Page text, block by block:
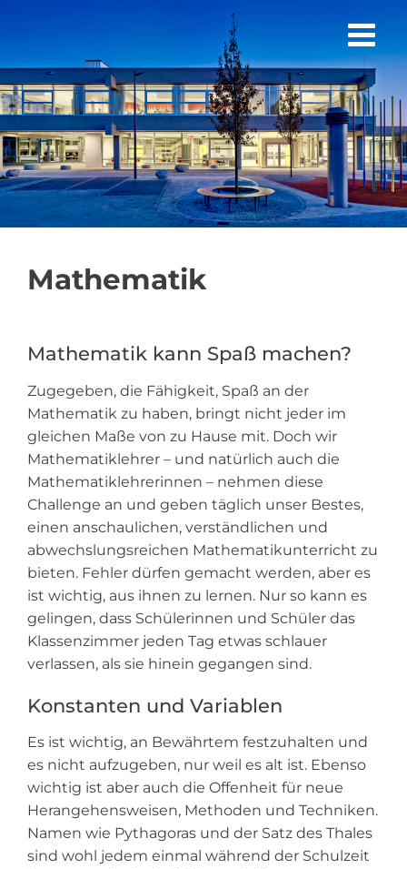
Mathematik
Mathematik kann Spaß machen?
Zugegeben, die Fähigkeit, Spaß an der
Mathematik zu haben, bringt nicht jeder im
gleichen Maße von zu Hause mit. Doch wir
Mathematiklehrer – und natürlich auch die
Mathematiklehrerinnen – nehmen diese
Challenge an und geben täglich unser Bestes,
einen anschaulichen, verständlichen und
abwechslungsreichen Mathematikunterricht zu
bieten. Fehler dürfen gemacht werden, aber es
ist wichtig, aus ihnen zu lernen. Nur so kann es
gelingen, dass Schülerinnen und Schüler das
Klassenzimmer jeden Tag etwas schlauer
verlassen, als sie hinein gegangen sind.
Konstanten und Variablen
Es ist wichtig, an Bewährtem festzuhalten und
es nicht aufzugeben, nur weil es alt ist. Ebenso
wichtig ist aber auch die Offenheit für neue
Herangehensweisen, Methoden und Techniken.
Namen wie Pythagoras und der Satz des Thales
sind wohl jedem einmal während der Schulzeit